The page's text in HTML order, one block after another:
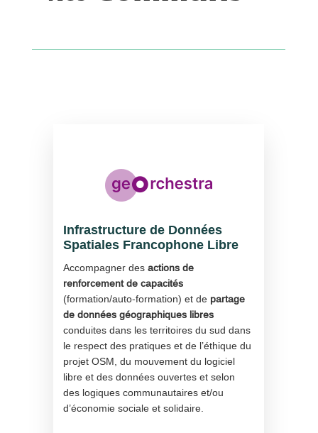
Infrastructure de Données
Spatiales Francophone Libre
Accompagner desactions de
renforcement de capacités
(formation/auto-formation) et de partage
de données géographiques libres
conduites dans les territoires du sud dans
le respect des pratiques et de l’éthique du
projet OSM, du mouvement du logiciel
libre et des données ouvertes et selon
des logiques communautaires et/ou
d’économie sociale et solidaire.